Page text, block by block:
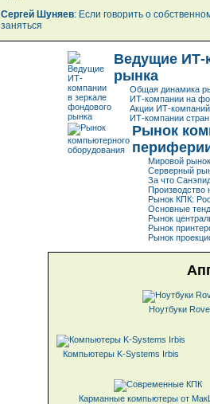
Сергей Шуняев: Если говорить о
заняться
Ведущие ИТ-
рынка
Общая динамика
ИТ-компании на
Акции ИТ-
ИТ-компании
Рынок
Мировой
Серверный
За что
Производство
Рынок КПК:
Основные
Рынок
Рынок
Рынок
Ноутбуки
Компьютеры K-Systems Irbis
Карманные компьютеры от